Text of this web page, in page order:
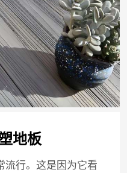
地板
流行。这是因为它看